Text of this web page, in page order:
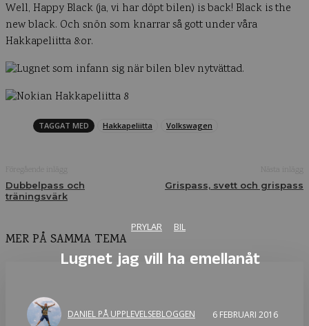
PRYLAR BIL
Lugnet jag vill ha emellanåt
DANIEL PÅ UPPLEVELSEBLOGGEN 6 FEBRUARI 2016
Well, Happy Black (ja, vi har döpt bilen) is back! Black is the
new black. Och snön som knarrar så gott under våra
Hakkapeliitta 8:or.
TAGGAT MED Hakkapeliitta Volkswagen
Dubbelpass och
träningsvärk
Grispass, svett och grispass
MER PÅ SAMMA TEMA